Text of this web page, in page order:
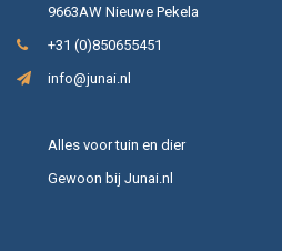
9663AW Nieuwe Pekela
+31 (0)850655451
info@junai.nl
Alles voor tuin en dier
Gewoon bij Junai.nl